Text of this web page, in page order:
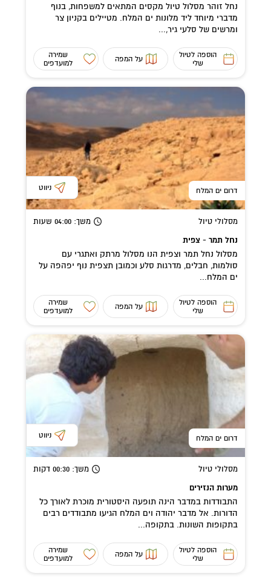
נחל זוהר מסלול טיול מקסים המתאים למשפחות, בנוף
מדברי מיוחד ליד מלונות ים המלח. מטיילים בקניון צר
ומרשים של סלעי גיר,...
הוספה לטיול
שלי
על המפה
שמירה
למועדפים
דרום ים המלח ניווט
מסלולי טיול משך: 04:00 שעות
נחל תמר - צפית
מסלול נחל תמר וצפית הנו מסלול מרתק ואתגרי עם
סולמות, חבלים, מדרגות סלע וכמובן תצפית נוף יפהפה על
ים המלח...
הוספה לטיול
שלי
על המפה
שמירה
למועדפים
דרום ים המלח ניווט
מסלולי טיול משך: 00:30 דקות
מערות הנזירים
התבודדות במדבר הינה תופעה היסטורית מוכרת לאורך כל
הדורות. אל מדבר יהודה וים המלח הגיעו מתבודדים רבים
בתקופות השונות. בתקופה...
הוספה לטיול
שלי
על המפה
שמירה
למועדפים